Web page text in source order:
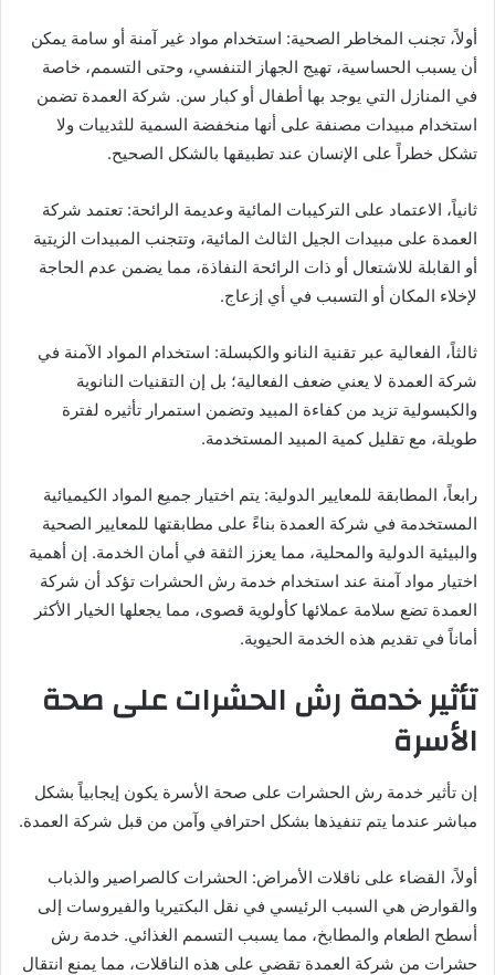
أولاً، تجنب المخاطر الصحية: استخدام مواد غير آمنة أو سامة يمكن
أن يسبب الحساسية، تهيج الجهاز التنفسي، وحتى التسمم، خاصة
في المنازل التي يوجد بها أطفال أو كبار سن. شركة العمدة تضمن
استخدام مبيدات مصنفة على أنها منخفضة السمية للثدييات ولا
تشكل خطراً على الإنسان عند تطبيقها بالشكل الصحيح.
ثانياً، الاعتماد على التركيبات المائية وعديمة الرائحة: تعتمد شركة
العمدة على مبيدات الجيل الثالث المائية، وتتجنب المبيدات الزيتية
أو القابلة للاشتعال أو ذات الرائحة النفاذة، مما يضمن عدم الحاجة
لإخلاء المكان أو التسبب في أي إزعاج.
ثالثاً، الفعالية عبر تقنية النانو والكبسلة: استخدام المواد الآمنة في
شركة العمدة لا يعني ضعف الفعالية؛ بل إن التقنيات النانوية
والكبسولية تزيد من كفاءة المبيد وتضمن استمرار تأثيره لفترة
طويلة، مع تقليل كمية المبيد المستخدمة.
رابعاً، المطابقة للمعايير الدولية: يتم اختيار جميع المواد الكيميائية
المستخدمة في شركة العمدة بناءً على مطابقتها للمعايير الصحية
والبيئية الدولية والمحلية، مما يعزز الثقة في أمان الخدمة. إن أهمية
اختيار مواد آمنة عند استخدام خدمة رش الحشرات تؤكد أن شركة
العمدة تضع سلامة عملائها كأولوية قصوى، مما يجعلها الخيار الأكثر
أماناً في تقديم هذه الخدمة الحيوية.
تأثير خدمة رش الحشرات على صحة
الأسرة
إن تأثير خدمة رش الحشرات على صحة الأسرة يكون إيجابياً بشكل
مباشر عندما يتم تنفيذها بشكل احترافي وآمن من قبل شركة العمدة.
أولاً، القضاء على ناقلات الأمراض: الحشرات كالصراصير والذباب
والقوارض هي السبب الرئيسي في نقل البكتيريا والفيروسات إلى
أسطح الطعام والمطابخ، مما يسبب التسمم الغذائي. خدمة رش
حشرات من شركة العمدة تقضي على هذه الناقلات، مما يمنع انتقال